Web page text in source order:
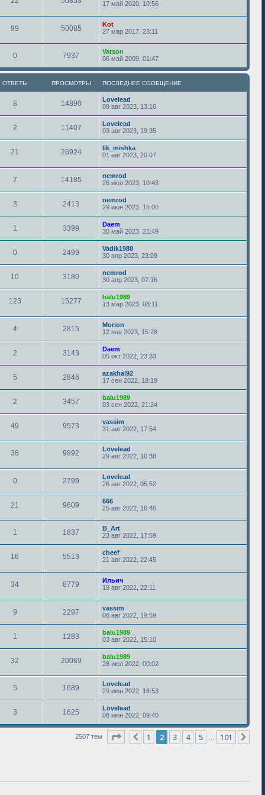
17 май 2020, 10:56
99 50085
Kot
27 мар 2017, 23:11
0 7937
Vatson
06 май 2009, 01:47
ОТВЕТЫ ПРОСМОТРЫ ПОСЛЕДНЕЕ СООБЩЕНИЕ
8 14890
Lovelead
09 авг 2023, 13:16
2 11407
Lovelead
03 авг 2023, 19:35
21 26924
lik_mishka
01 авг 2023, 20:07
7 14185
nemrod
26 июл 2023, 10:43
3 2413
nemrod
29 июн 2023, 15:00
1 3399
Daem
30 май 2023, 21:49
0 2499
Vadik1988
30 апр 2023, 23:09
10 3180
nemrod
30 апр 2023, 07:16
123 15277
balu1989
13 мар 2023, 08:11
4 2815
Morion
12 янв 2023, 15:28
2 3143
Daem
05 окт 2022, 23:33
5 2846
azakhal92
17 сен 2022, 18:19
2 3457
balu1989
03 сен 2022, 21:24
49 9573
vassim
31 авг 2022, 17:54
38 9892
Lovelead
29 авг 2022, 10:38
0 2799
Lovelead
26 авг 2022, 05:52
21 9609
666
25 авг 2022, 16:46
1 1837
B_Art
23 авг 2022, 17:59
16 5513
cheef
21 авг 2022, 22:45
34 8779
Ильич
19 авг 2022, 22:11
9 2297
vassim
06 авг 2022, 19:59
1 1283
balu1989
03 авг 2022, 15:10
32 20069
balu1989
28 июл 2022, 00:02
5 1689
Lovelead
29 июн 2022, 16:53
3 1625
Lovelead
08 июн 2022, 09:40
2507 тем Страница2 из 101
Пред.
1 2 3 4 5 … 101